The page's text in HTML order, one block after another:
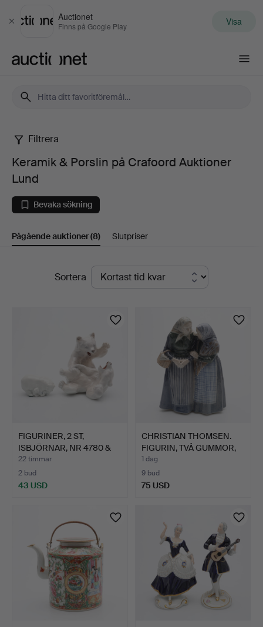
Stäng
Auctionet
Finns på Google Play Visa
Keramik
Porslin
på
Auktioner
Filtrera
Keramik & Porslin på Crafoord Auktioner
Lund
Bevaka sökning
Pågående auktioner(8) Slutpriser
PågåendeSortera
FIGURINER, 2 ST,
ISBJÖRNAR, NR 4780 &
NR 1…
22 timmar
2 bud
43 USD
CHRISTIAN THOMSEN.
FIGURIN, TVÅ GUMMOR,
NR…
1 dag
9 bud
75 USD